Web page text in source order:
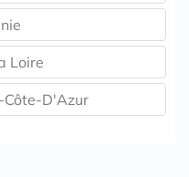
Loire
D'Azur